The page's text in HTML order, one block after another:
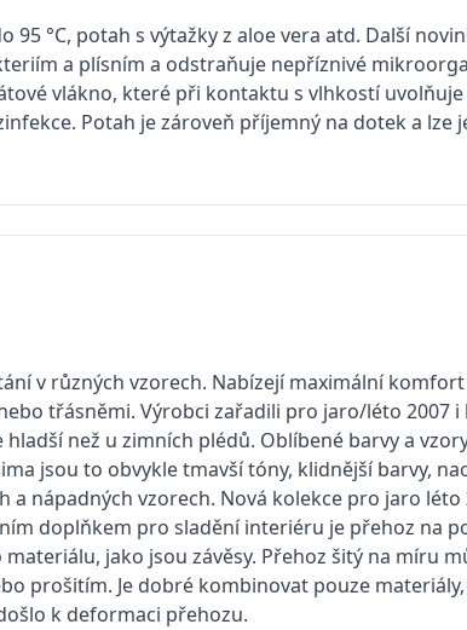
°C, potah s výtažky z aloe vera atd. Další
a plísním a odstraňuje nepříznivé
vlákno, které při kontaktu s vlhkostí
Potah je zároveň příjemný na dotek a lze
v různých vzorech. Nabízejí maximální
třásněmi. Výrobci zařadili pro jaro/léto 2007 i
než u zimních plédů. Oblíbené barvy a
jsou to obvykle tmavší tóny, klidnější barvy,
nápadných vzorech. Nová kolekce pro jaro léto
doplňkem pro sladění interiéru je přehoz na
jako jsou závěsy. Přehoz šitý na míru
prošitím. Je dobré kombinovat pouze
k deformaci přehozu.